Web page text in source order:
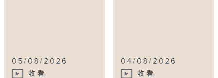
05/08/2026
收看
04/08/2026
收看